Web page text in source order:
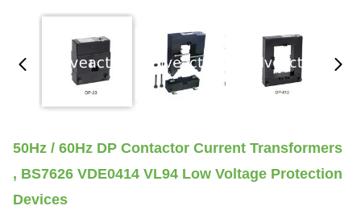
50Hz / 60Hz DP Contactor Current Transformers
, BS7626 VDE0414 VL94 Low Voltage Protection
Devices